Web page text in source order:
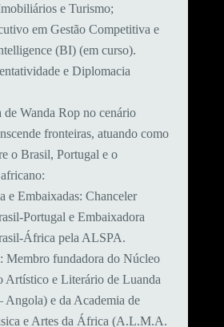
e Turismo;
em Gestão Competitiva e
(BI) (em curso).
e Diplomacia
de Wanda Rop no cenário
fronteiras, atuando como
o Brasil, Portugal e o
e Embaixadas: Chanceler
Portugal e Embaixadora
África pela ALSPA.
Membro fundadora do Núcleo
Artístico e Literário de Luanda
e da Academia de
e Artes da África (A.L.M.A.